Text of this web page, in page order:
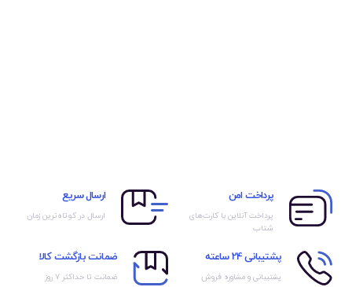
پرداخت امن
پرداخت آنلاین با کارت‌های
شتاب
ارسال سریع
ارسال در کوتاه‌ترین زمان
پشتیبانی 24 ساعته
پشتیبانی و مشاوره فروش
ضمانت بازگشت کالا
ضمانت تا حداکثر ۷ روز